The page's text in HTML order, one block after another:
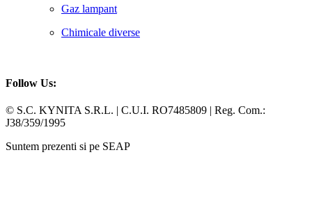
Gaz lampant
Chimicale diverse
Follow Us:
Facebook
Whatsapp
© S.C. KYNITA S.R.L. | C.U.I. RO7485809 | Reg. Com.:
J38/359/1995
Suntem prezenti si pe SEAP